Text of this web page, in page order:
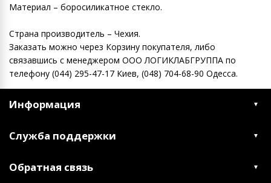
Материал – боросиликатное стекло.
Страна производитель – Чехия.
Заказать можно через Корзину покупателя, либо
связавшись с менеджером ООО ЛОГИКЛАБГРУППА по
телефону (044) 295-47-17 Киев, (048) 704-68-90 Одесса.
Информация
Служба поддержки
Обратная связь